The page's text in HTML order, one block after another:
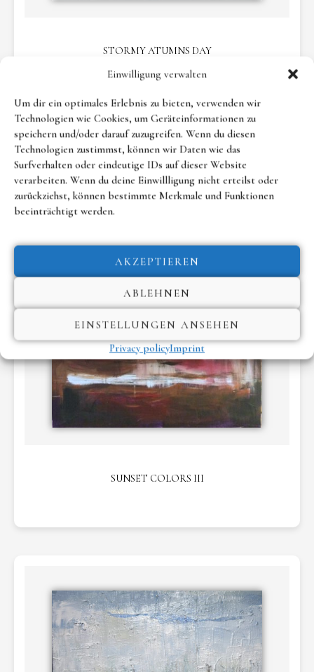
Einwilligung verwalten
Um dir ein optimales Erlebnis zu bieten, verwenden wir
Technologien wie Cookies, um Geräteinformationen zu
speichern und/oder darauf zuzugreifen. Wenn du diesen
Technologien zustimmst, können wir Daten wie das
Surfverhalten oder eindeutige IDs auf dieser Website
verarbeiten. Wenn du deine Einwillligung nicht erteilst oder
zurückziehst, können bestimmte Merkmale und Funktionen
beeinträchtigt werden.
AKZEPTIEREN
ABLEHNEN
EINSTELLUNGEN ANSEHEN
Privacy policyImprint
STORMY ATUMNS DAY
SUNSET COLORS III